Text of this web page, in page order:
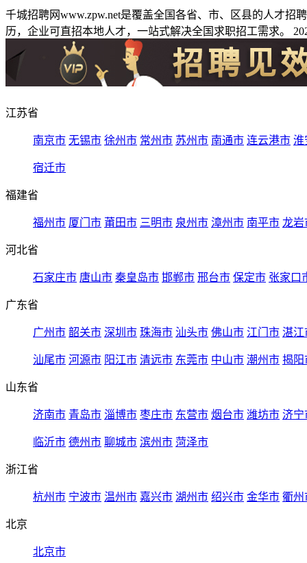
千城招聘网www.zpw.net是覆盖全国各省、市、区县的人才
历，企业可直招本地人才，一站式解决全国求职招工需求。
江苏省
南京市 无锡市 徐州市 常州市 苏州市 南通市 连云港市 淮
宿迁市
福建省
福州市 厦门市 莆田市 三明市 泉州市 漳州市 南平市 龙岩
河北省
石家庄市 唐山市 秦皇岛市 邯郸市 邢台市 保定市 张家口
广东省
广州市 韶关市 深圳市 珠海市 汕头市 佛山市 江门市 湛江
汕尾市 河源市 阳江市 清远市 东莞市 中山市 潮州市 揭阳
山东省
济南市 青岛市 淄博市 枣庄市 东营市 烟台市 潍坊市 济宁
临沂市 德州市 聊城市 滨州市 菏泽市
浙江省
杭州市 宁波市 温州市 嘉兴市 湖州市 绍兴市 金华市 衢州
北京
北京市